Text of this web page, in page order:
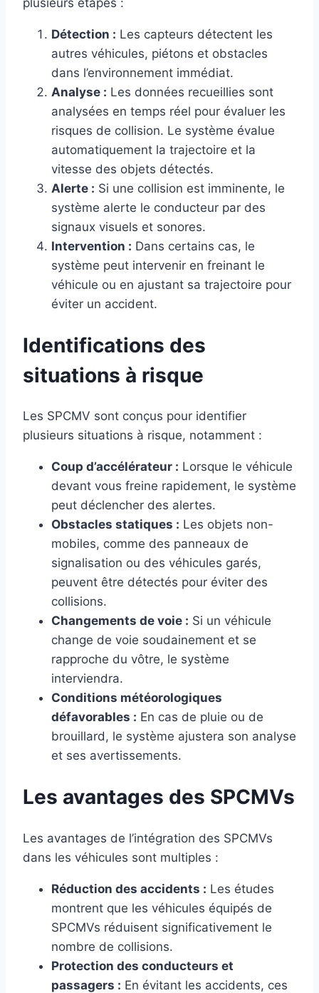
Détection : Les capteurs détectent les
autres véhicules, piétons et obstacles
dans l’environnement immédiat.
Analyse : Les données recueillies sont
analysées en temps réel pour évaluer les
risques de collision. Le système évalue
automatiquement la trajectoire et la
vitesse des objets détectés.
Alerte : Si une collision est imminente, le
système alerte le conducteur par des
signaux visuels et sonores.
Intervention : Dans certains cas, le
système peut intervenir en freinant le
véhicule ou en ajustant sa trajectoire pour
éviter un accident.
Identifications des
situations à risque
Les SPCMV sont conçus pour identifier
plusieurs situations à risque, notamment :
Coup d’accélérateur : Lorsque le véhicule
devant vous freine rapidement, le système
peut déclencher des alertes.
Obstacles statiques : Les objets non-
mobiles, comme des panneaux de
signalisation ou des véhicules garés,
peuvent être détectés pour éviter des
collisions.
Changements de voie : Si un véhicule
change de voie soudainement et se
rapproche du vôtre, le système
interviendra.
Conditions météorologiques
défavorables : En cas de pluie ou de
brouillard, le système ajustera son analyse
et ses avertissements.
Les avantages des SPCMVs
Les avantages de l’intégration des SPCMVs
dans les véhicules sont multiples :
Réduction des accidents : Les études
montrent que les véhicules équipés de
SPCMVs réduisent significativement le
nombre de collisions.
Protection des conducteurs et
passagers : En évitant les accidents, ces